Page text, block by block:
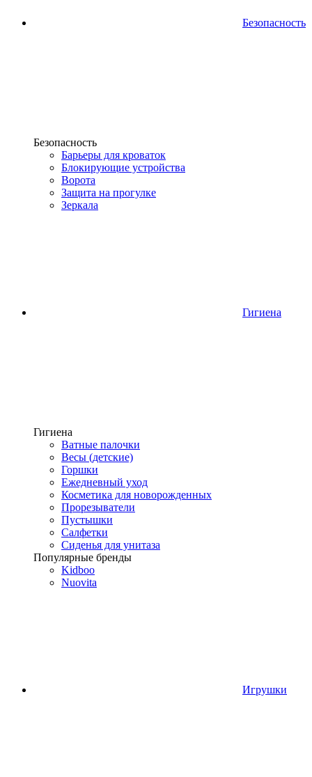
Безопасность
Безопасность
Барьеры для кроваток
Блокирующие устройства
Ворота
Защита на прогулке
Зеркала
Гигиена
Гигиена
Ватные палочки
Весы (детские)
Горшки
Ежедневный уход
Косметика для новорожденных
Прорезыватели
Пустышки
Салфетки
Сиденья для унитаза
Популярные бренды
Kidboo
Nuovita
Игрушки